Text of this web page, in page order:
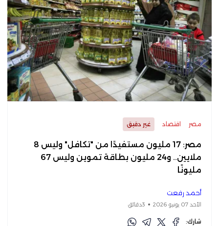
مصر اقتصاد غير دقيق
مصر: 17 مليون مستفيدًا من "تكافل" وليس 8
ملايين.. و24 مليون بطاقة تموين وليس 67
مليونًا
أحمد رفعت
الأحد 07 يونيو 2026 3دقائق
شارك: